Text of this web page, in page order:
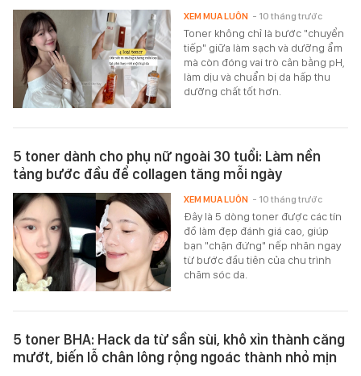
Toner không chỉ là bước "chuyển
tiếp" giữa làm sạch và dưỡng ẩm
mà còn đóng vai trò cân bằng pH,
làm dịu và chuẩn bị da hấp thu
dưỡng chất tốt hơn.
XEM MUA LUÔN - 10 tháng trước
5 toner dành cho phụ nữ ngoài 30 tuổi: Làm nền
tảng bước đầu để collagen tăng mỗi ngày
Đây là 5 dòng toner được các tín
đồ làm đẹp đánh giá cao, giúp
bạn "chặn đứng" nếp nhăn ngay
từ bước đầu tiên của chu trình
chăm sóc da.
XEM MUA LUÔN - 10 tháng trước
5 toner BHA: Hack da từ sần sùi, khô xỉn thành căng
mướt, biến lỗ chân lông rộng ngoác thành nhỏ mịn